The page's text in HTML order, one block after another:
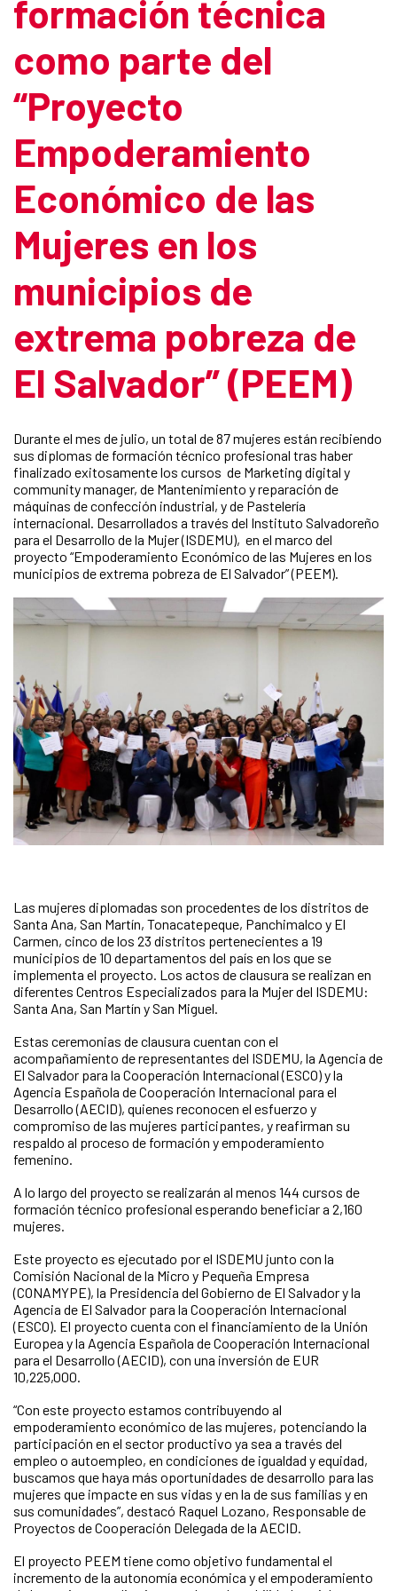
formación técnica
como parte del
“Proyecto
Empoderamiento
Económico de las
Mujeres en los
municipios de
extrema pobreza de
El Salvador” (PEEM)
Durante el mes de julio, un total de 87 mujeres están recibiendo
sus diplomas de formación técnico profesional tras haber
finalizado exitosamente los cursos de Marketing digital y
community manager, de Mantenimiento y reparación de
máquinas de confección industrial, y de Pastelería
internacional. Desarrollados a través del Instituto Salvadoreño
para el Desarrollo de la Mujer (ISDEMU), en el marco del
proyecto “Empoderamiento Económico de las Mujeres en los
municipios de extrema pobreza de El Salvador” (PEEM).
Las mujeres diplomadas son procedentes de los distritos de
Santa Ana, San Martín, Tonacatepeque, Panchimalco y El
Carmen, cinco de los 23 distritos pertenecientes a 19
municipios de 10 departamentos del país en los que se
implementa el proyecto. Los actos de clausura se realizan en
diferentes Centros Especializados para la Mujer del ISDEMU:
Santa Ana, San Martín y San Miguel.
Estas ceremonias de clausura cuentan con el
acompañamiento de representantes del ISDEMU, la Agencia de
El Salvador para la Cooperación Internacional (ESCO) y la
Agencia Española de Cooperación Internacional para el
Desarrollo (AECID), quienes reconocen el esfuerzo y
compromiso de las mujeres participantes, y reafirman su
respaldo al proceso de formación y empoderamiento
femenino.
A lo largo del proyecto se realizarán al menos 144 cursos de
formación técnico profesional esperando beneficiar a 2,160
mujeres.
Este proyecto es ejecutado por el ISDEMU junto con la
Comisión Nacional de la Micro y Pequeña Empresa
(CONAMYPE), la Presidencia del Gobierno de El Salvador y la
Agencia de El Salvador para la Cooperación Internacional
(ESCO). El proyecto cuenta con el financiamiento de la Unión
Europea y la Agencia Española de Cooperación Internacional
para el Desarrollo (AECID), con una inversión de EUR
10,225,000.
“Con este proyecto estamos contribuyendo al
empoderamiento económico de las mujeres, potenciando la
participación en el sector productivo ya sea a través del
empleo o autoempleo, en condiciones de igualdad y equidad,
buscamos que haya más oportunidades de desarrollo para las
mujeres que impacte en sus vidas y en la de sus familias y en
sus comunidades”, destacó Raquel Lozano, Responsable de
Proyectos de Cooperación Delegada de la AECID.
El proyecto PEEM tiene como objetivo fundamental el
incremento de la autonomía económica y el empoderamiento